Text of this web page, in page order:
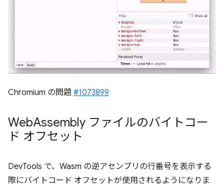
Chromium の問題 #1073899
WebAssembly ファイルのバイトコー
ド オフセット
DevTools で、Wasm の逆アセンブリの行番号を表示する
際にバイトコード オフセットが使用されるようになりま